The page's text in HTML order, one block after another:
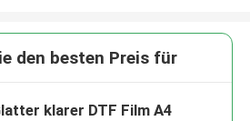
den besten Preis für
klarer DTF Film A4